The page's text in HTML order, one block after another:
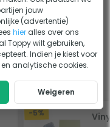
-5%
jouw
(advertentie)
hier alles over ons
Toppy wilt gebruiken,
Indien je kiest voor
analytische cookies.
Weigeren